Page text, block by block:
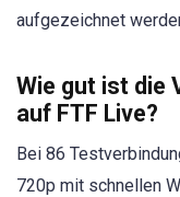
aufgezeichnet
Wie gut ist die
auf FTF Live?
Bei 86
720p mit schnellen